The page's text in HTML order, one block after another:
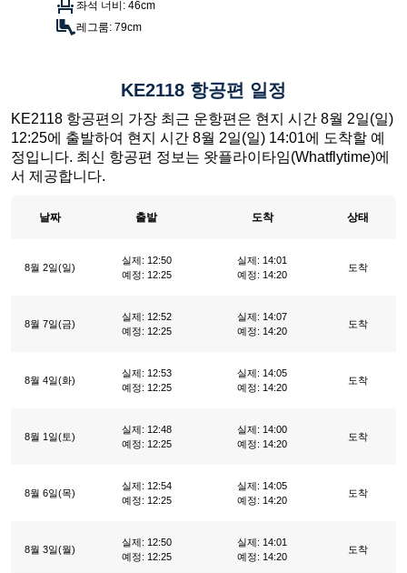
좌석 너비: 46cm
레그룸: 79cm
KE2118 항공편 일정
KE2118 항공편의 가장 최근 운항편은 현지 시간 8월 2일(일)
12:25에 출발하여 현지 시간 8월 2일(일) 14:01에 도착할 예
정입니다. 최신 항공편 정보는 왓플라이타임(Whatflytime)에
서 제공합니다.
날짜 출발 도착 상태
8월 2일(일)
실제: 12:50
예정: 12:25
실제: 14:01
예정: 14:20
도착
8월 7일(금)
실제: 12:52
예정: 12:25
실제: 14:07
예정: 14:20
도착
8월 4일(화)
실제: 12:53
예정: 12:25
실제: 14:05
예정: 14:20
도착
8월 1일(토)
실제: 12:48
예정: 12:25
실제: 14:00
예정: 14:20
도착
8월 6일(목)
실제: 12:54
예정: 12:25
실제: 14:05
예정: 14:20
도착
8월 3일(월)
실제: 12:50
예정: 12:25
실제: 14:01
예정: 14:20
도착